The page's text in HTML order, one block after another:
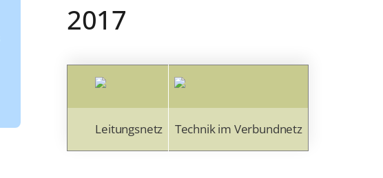
2017
Leitungsnetz Technik im Verbundnetz